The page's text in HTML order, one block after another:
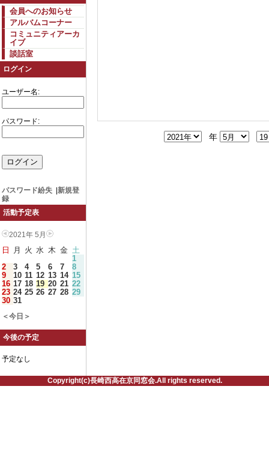
会員へのお知らせ
アルバムコーナー
コミュニティアーカ
イブ
談話室
ログイン
ユーザー名:
パスワード:
パスワード紛失
新規登
録
活動予定表
2021年 5月
日 月 火 水 木 金 土
1
2
3 4 5 6 7
8
9
10 11 12 13 14 15
16 17 18 19 20 21 22
23 24 25 26 27 28 29
30 31
＜今日＞
今後の予定
予定なし
年
Copyright(c)長崎西高在京同窓会.All rights reserved.